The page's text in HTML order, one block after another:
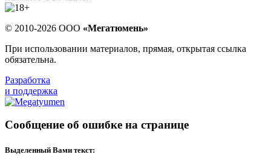
© 2010-2026 ООО «Мегатюмень»
При использовании материалов, прямая, открытая ссылка
обязательна.
Разработка
и поддержка
Сообщение об ошибке на странице
Выделенный Вами текст: